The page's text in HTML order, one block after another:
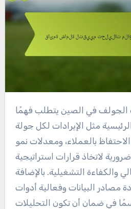
مثل الإيرادات لكل جولة
بالعملاء، ومعدلات نمو
لاتخاذ قرارات استراتيجية
والكفاءة التشغيلية. بالإضافة
مصادر البيانات وفعالية أدوات
في ضمان أن تكون التحليلات